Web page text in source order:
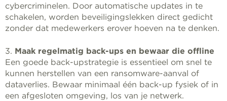
cybercriminelen. Door automatische updates in te
schakelen, worden beveiligingslekken direct gedicht
zonder dat medewerkers erover hoeven na te denken.
3. Maak regelmatig back-ups en bewaar die offline
Een goede back-upstrategie is essentieel om snel te
kunnen herstellen van een ransomware-aanval of
dataverlies. Bewaar minimaal één back-up fysiek of in
een afgesloten omgeving, los van je netwerk.